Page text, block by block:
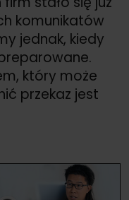
komunikatów
jednak, kiedy
który może
przekaz jest